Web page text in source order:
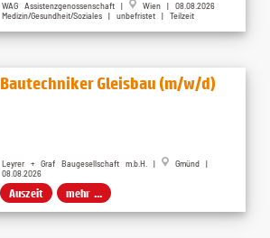
WAG Assistenzgenossenschaft | Wien | 08.08.2026
Medizin/Gesundheit/Soziales | unbefristet | Teilzeit
Bautechniker Gleisbau (m/w/d)
Leyrer + Graf Baugesellschaft m.b.H. |
Gmünd |
08.08.2026
Auszeit mehr ...